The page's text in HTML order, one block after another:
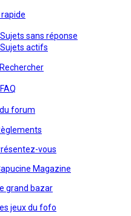
Sujets sans réponse
Sujets actifs
Rechercher
FAQ
forum
vous
Magazine
grand bazar
jeux du fofo